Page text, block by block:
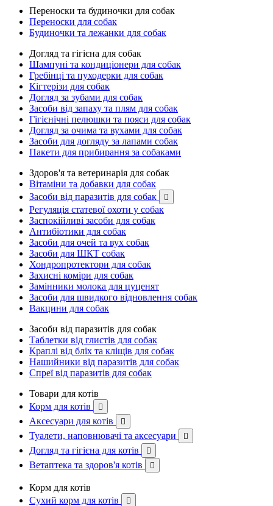
Переноски та будиночки для собак
Переноски для собак
Будиночки та лежанки для собак
Догляд та гігієна для собак
Шампуні та кондиціонери для собак
Гребінці та пуходерки для собак
Кігтерізи для собак
Догляд за зубами для собак
Засоби від запаху та плям для собак
Гігієнічні пелюшки та пояси для собак
Догляд за очима та вухами для собак
Засоби для догляду за лапами собак
Пакети для прибирання за собаками
Здоров'я та ветеринарія для собак
Вітаміни та добавки для собак
Засоби від паразитів для собак

Регуляція статевої охоти у собак
Заспокійливі засоби для собак
Антибіотики для собак
Засоби для очей та вух собак
Засоби для ШКТ собак
Хондропротектори для собак
Захисні коміри для собак
Замінники молока для цуценят
Засоби для швидкого відновлення собак
Вакцини для собак
Засоби від паразитів для собак
Таблетки від глистів для собак
Краплі від бліх та кліщів для собак
Нашийники від паразитів для собак
Спреї від паразитів для собак
Товари для котів
Корм для котів

Аксесуари для котів 
Туалети, наповнювачі та аксесуари 
Догляд та гігієна для котів 
Ветаптека та здоров'я котів 
Корм для котів
Сухий корм для котів
